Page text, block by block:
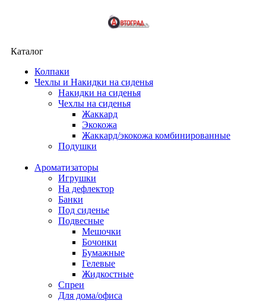
Каталог
Колпаки
Чехлы и Накидки на сиденья
Накидки на сиденья
Чехлы на сиденья
Жаккард
Экокожа
Жаккард/экокожа комбинированные
Подушки
Ароматизаторы
Игрушки
На дефлектор
Банки
Под сиденье
Подвесные
Мешочки
Бочонки
Бумажные
Гелевые
Жидкостные
Спреи
Для дома/офиса